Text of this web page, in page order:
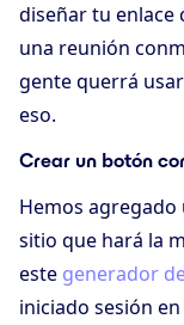
diseñar tu enlace
una reunión
gente querrá
eso.
Crear un botón
Hemos
sitio que hará la
este generador
iniciado sesión